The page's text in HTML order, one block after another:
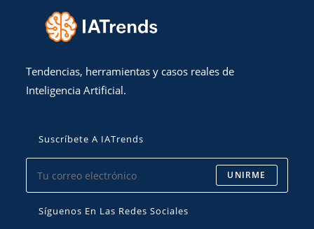
Tendencias, herramientas y casos reales de
Inteligencia Artificial.
Suscríbete A IATrends
UNIRME
Síguenos En Las Redes Sociales